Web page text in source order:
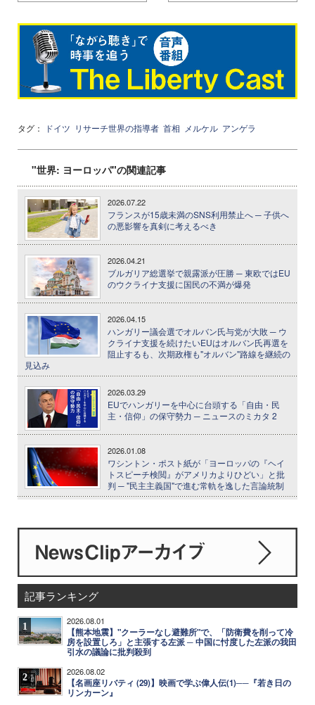
タグ： ドイツ リサーチ世界の指導者 首相 メルケル アンゲラ
"世界: ヨーロッパ"の関連記事
2026.07.22
フランスが15歳未満のSNS利用禁止へ ─ 子供へ
の悪影響を真剣に考えるべき
2026.04.21
ブルガリア総選挙で親露派が圧勝 ─ 東欧ではEU
のウクライナ支援に国民の不満が爆発
2026.04.15
ハンガリー議会選でオルバン氏与党が大敗 ─ ウ
クライナ支援を続けたいEUはオルバン氏再選を
阻止するも、次期政権も"オルバン"路線を継続の
見込み
2026.03.29
EUでハンガリーを中心に台頭する「自由・民
主・信仰」の保守勢力 ─ ニュースのミカタ 2
2026.01.08
ワシントン・ポスト紙が「ヨーロッパの『ヘイ
トスピーチ検閲』がアメリカよりひどい」と批
判 ─ "民主主義国"で進む常軌を逸した言論統制
記事ランキング
1 2026.08.01
【熊本地震】"クーラーなし避難所"で、「防衛費を削って冷
房を設置しろ」と主張する左派 ─ 中国に忖度した左派の我田
引水の議論に批判殺到
2 2026.08.02
【名画座リバティ (29)】映画で学ぶ偉人伝(1)──『若き日の
リンカーン』